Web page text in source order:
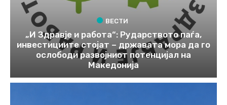
ВЕСТИ
„И Здравје и работа“: Рударството паѓа,
инвестициите стојат – државата мора да го
ослободи развојниот потенцијал на
Македонија